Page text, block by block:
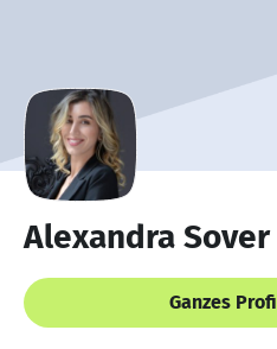
Alexandra Sover
Ganzes